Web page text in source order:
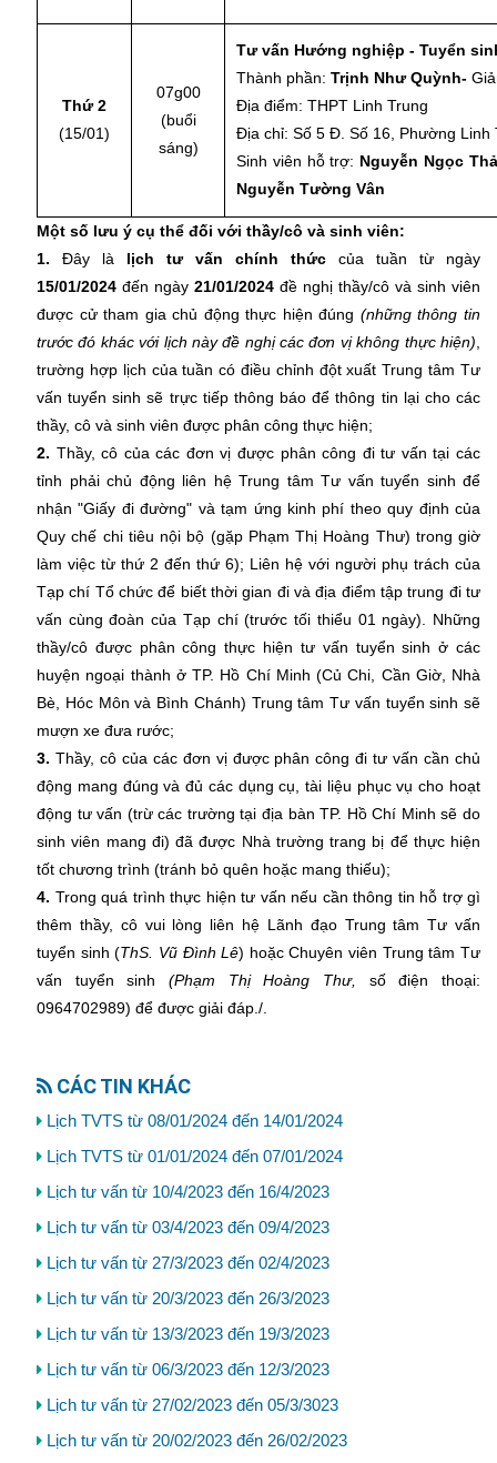
Thứ 2
(15/01)
07g00
(buổi
sáng)
Tư vấn Hướng nghiệp - Tuyển
Thành phần: Trịnh Như Quỳnh-
Địa điểm: THPT Linh Trung
Địa chỉ: Số 5 Đ. Số 16, Phường Linh
Sinh viên hỗ trợ: Nguyễn Ngọc
Nguyễn Tường Vân
Một số lưu ý cụ thể đối với thầy/cô và sinh viên:
1. Đây là lịch tư vấn chính thức của tuần từ ngày
15/01/2024 đến ngày 21/01/2024 đề nghị thầy/cô và sinh viên
được cử tham gia chủ động thực hiện đúng (những thông tin
trước đó khác với lịch này đề nghị các đơn vị không thực hiện)
trường hợp lịch của tuần có điều chỉnh đột xuất Trung tâm Tư
vấn tuyển sinh sẽ trực tiếp thông báo để thông tin lại cho các
thầy, cô và sinh viên được phân công thực hiện;
2. Thầy, cô của các đơn vị được phân công đi tư vấn tại các
tỉnh phải chủ động liên hệ Trung tâm Tư vấn tuyển sinh để
nhận "Giấy đi đường" và tạm ứng kinh phí theo quy định của
Quy chế chi tiêu nội bộ (gặp Phạm Thị Hoàng Thư) trong giờ
làm việc từ thứ 2 đến thứ 6); Liên hệ với người phụ trách của
Tạp chí Tổ chức để biết thời gian đi và địa điểm tập trung đi tư
vấn cùng đoàn của Tạp chí (trước tối thiểu 01 ngày). Những
thầy/cô được phân công thực hiện tư vấn tuyển sinh ở các
huyện ngoại thành ở TP. Hồ Chí Minh (Củ Chi, Cần Giờ, Nhà
Bè, Hóc Môn và Bình Chánh) Trung tâm Tư vấn tuyển sinh sẽ
mượn xe đưa rước;
3. Thầy, cô của các đơn vị được phân công đi tư vấn cần chủ
động mang đúng và đủ các dụng cụ, tài liệu phục vụ cho hoạt
động tư vấn (trừ các trường tại địa bàn TP. Hồ Chí Minh sẽ do
sinh viên mang đi) đã được Nhà trường trang bị để thực hiện
tốt chương trình (tránh bỏ quên hoặc mang thiếu);
4. Trong quá trình thực hiện tư vấn nếu cần thông tin hỗ trợ gì
thêm thầy, cô vui lòng liên hệ Lãnh đạo Trung tâm Tư vấn
tuyển sinh (ThS Vũ Đình Lê) hoặc Chuyên viên Trung tâm Tư
vấn tuyển sinh (Phạm ThịHoàng Thư, số điện thoại:
0964702989) để được giải đáp./.
CÁC TIN KHÁC
Lịch TVTS từ 08/01/2024 đến 14/01/2024
Lịch TVTS từ 01/01/2024 đến 07/01/2024
Lịch tư vấn từ 10/4/2023 đến 16/4/2023
Lịch tư vấn từ 03/4/2023 đến 09/4/2023
Lịch tư vấn từ 27/3/2023 đến 02/4/2023
Lịch tư vấn từ 20/3/2023 đến 26/3/2023
Lịch tư vấn từ 13/3/2023 đến 19/3/2023
Lịch tư vấn từ 06/3/2023 đến 12/3/2023
Lịch tư vấn từ 27/02/2023 đến 05/3/3023
Lịch tư vấn từ 20/02/2023 đến 26/02/2023